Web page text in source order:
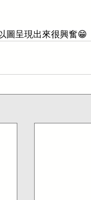
圖呈現出來很興奮😁